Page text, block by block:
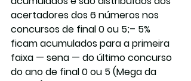
acertadores dos 6 números nos
concursos de final 0 ou 5;– 5%
ficam acumulados para a primeira
faixa — sena — do último concurso
do ano de final 0 ou 5 (Mega da